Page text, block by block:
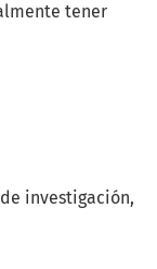
investigación
tener